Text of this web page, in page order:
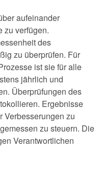
aufeinander
zu verfügen.
des
zu überprüfen. Für
ist sie für alle
jährlich und
Überprüfungen des
Ergebnisse
Verbesserungen zu
zu steuern. Die
Verantwortlichen